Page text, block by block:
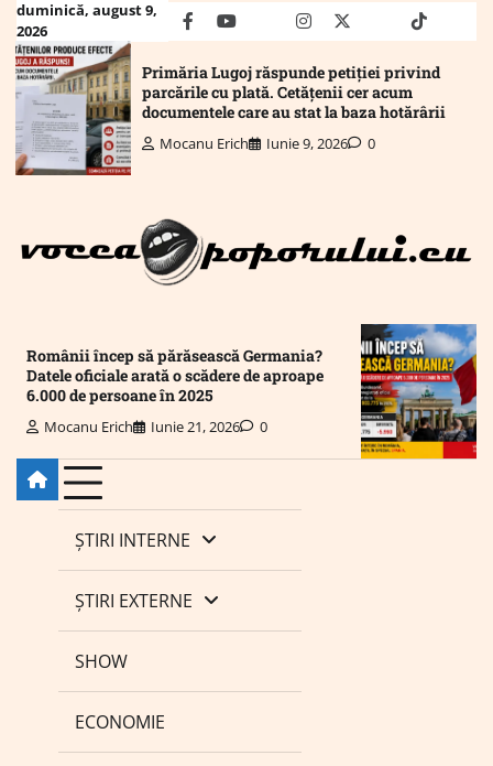
Skip
content
duminică, august 9,
2026
facebookyoutubeMailinstagram
twitter truthtiktok
Primăria Lugoj răspunde petiției privind
parcările cu plată. Cetățenii cer acum
documentele care au stat la baza hotărârii
Mocanu Erich Iunie 9, 2026 0
Românii încep să părăsească Germania?
Datele oficiale arată o scădere de aproape
6.000 de persoane în 2025
Mocanu Erich Iunie 21, 2026 0
ȘTIRI INTERNE
ȘTIRI EXTERNE
SHOW
ECONOMIE